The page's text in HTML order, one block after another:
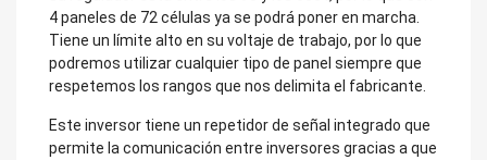
4 paneles de 72 células ya se podrá poner en marcha.
Tiene un límite alto en su voltaje de trabajo, por lo que
podremos utilizar cualquier tipo de panel siempre que
respetemos los rangos que nos delimita el fabricante.
Este inversor tiene un repetidor de señal integrado que
permite la comunicación entre inversores gracias a que